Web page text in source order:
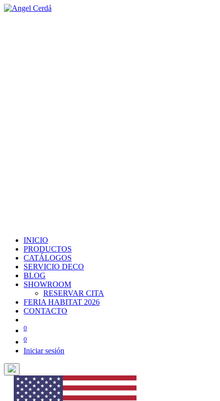
INICIO
PRODUCTOS
CATÁLOGOS
SERVICIO DECO
BLOG
SHOWROOM
RESERVAR CITA
FERIA HABITAT 2026
CONTACTO
0
0
Iniciar sesión